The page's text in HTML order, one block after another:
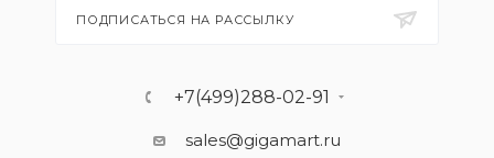
ПОДПИСАТЬСЯ НА РАССЫЛКУ
+7(499)288-02-91
sales@gigamart.ru